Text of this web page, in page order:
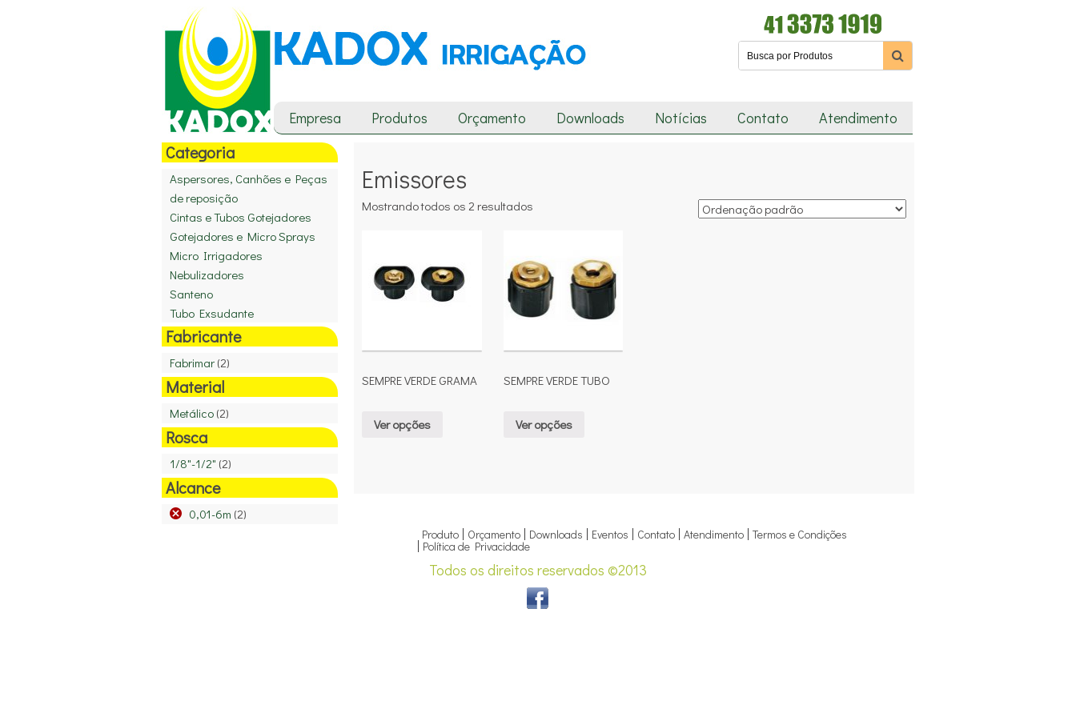
Empresa Produtos Orçamento Downloads Notícias Contato Atendimento
Categoria
Aspersores, Canhões e Peças
de reposição
Cintas e Tubos Gotejadores
Gotejadores e Micro Sprays
Micro Irrigadores
Nebulizadores
Santeno
Tubo Exsudante
Fabricante
Fabrimar (2)
Material
Metálico (2)
Rosca
1/8"-1/2" (2)
Alcance
0,01-6m (2)
Emissores
Mostrando todos os 2 resultados
SEMPRE VERDE GRAMA
Ver opções
SEMPRE VERDE TUBO
Ver opções
Produto Orçamento Downloads Eventos Contato Atendimento Termos e Condições
Política de Privacidade
Todos os direitos reservados ©2013